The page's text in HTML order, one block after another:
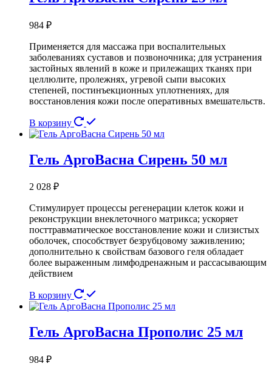
984 ₽
Применяется для массажа при воспалительных
заболеваниях суставов и позвоночника; для устранения
застойных явлений в коже и прилежащих тканях при
целлюлите, пролежнях, угревой сыпи высоких
степеней, постинъекционных уплотнениях, для
восстановления кожи после оперативных вмешательств.
В корзину
Гель АргоВасна Сирень 50 мл
2 028 ₽
Стимулирует процессы регенерации клеток кожи и
реконструкции внеклеточного матрикса; ускоряет
посттравматическое восстановление кожи и слизистых
оболочек, способствует безрубцовому заживлению;
дополнительно к свойствам базового геля обладает
более выраженным лимфодренажным и рассасывающим
действием
В корзину
Гель АргоВасна Прополис 25 мл
984 ₽